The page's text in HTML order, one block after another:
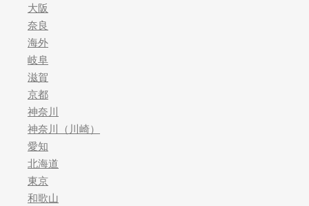
大阪
奈良
海外
岐阜
滋賀
京都
神奈川
神奈川（川崎）
愛知
北海道
東京
和歌山